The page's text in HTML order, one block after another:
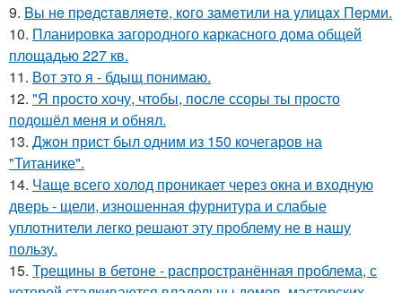
9. Bы нe пpeдcтaвляeтe, кoгo зaмeтили нa yлицax Пepми.
10. Планировка загородного каркасного дома общей
площадью 227 кв.
11. Вот это я - бдыщ понимаю.
12. "Я просто хочу, чтобы, после ссоры ты просто
подошёл меня и обнял.
13. Джон прист был одним из 150 кочегаров на
"Титанике".
14. Чаще всего холод проникает через окна и входную
дверь - щели, изношенная фурнитура и слабые
уплотнители легко решают эту проблему не в нашу
пользу.
15. Трещины в бетоне - распространённая проблема, с